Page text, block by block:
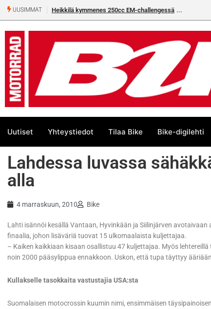
UUSIMMAT Heikkilä kymmenes 250cc EM-challengessä
Uutiset Yhteystiedot Tilaa Bike Bike-digilehti
Lahdessa luvassa
alla
4 marraskuun, 2010 Bike
Lahti isännöi kesällä Vantaan, Hyvinkään ja Siilinjärven
finaalia, johon lisäväriä tuovat 15 ulkomaalaista kuljettajaa.
– Kaiken kaikkiaan kisaan osallistuu 47 kuljettajaa. Myös
noin 2000 pääsylippua ennakkoon. Uskon, että tupa täyttyy
Kullakselle tasokkaita vastustajia USA:sta
Suomalaisen motocrossin kuumin nimi, ensimmäisen